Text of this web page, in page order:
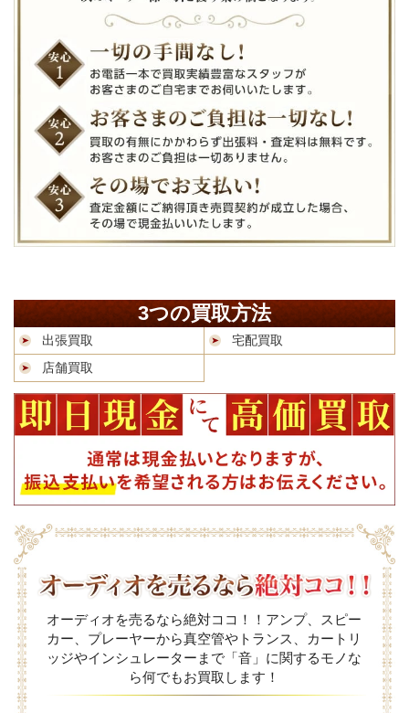
3つの買取方法
出張買取
宅配買取
店舗買取
オーディオを売るなら絶対ココ！！アンプ、スピー
カー、プレーヤーから真空管やトランス、カートリ
ッジやインシュレーターまで「音」に関するモノな
ら何でもお買取します！